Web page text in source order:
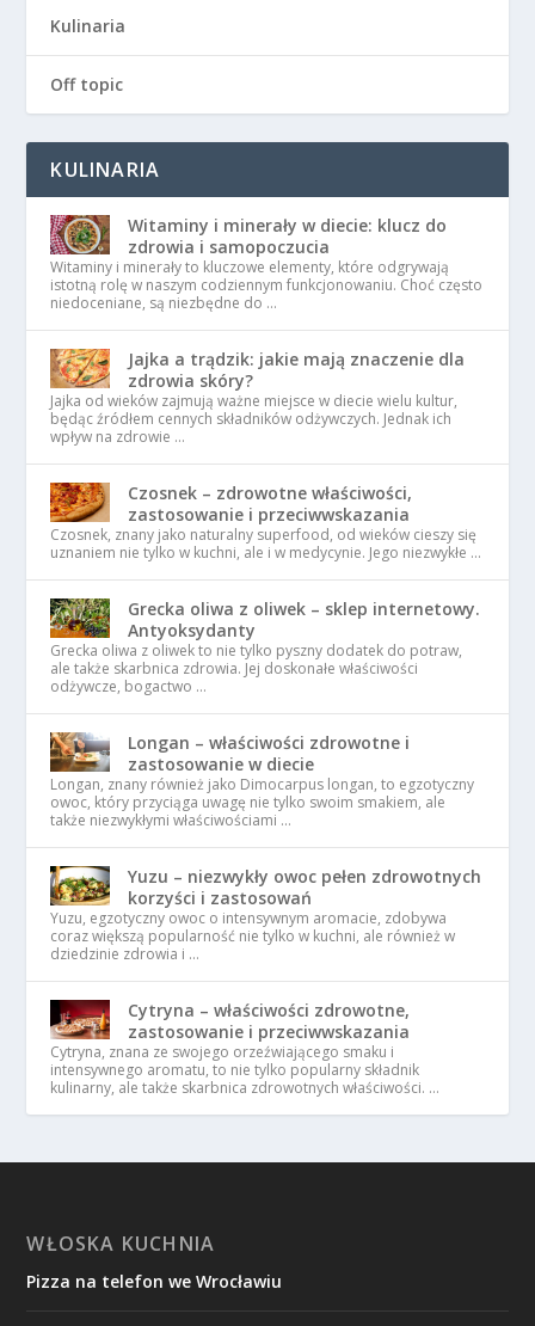
Kulinaria
Off topic
KULINARIA
Witaminy i minerały w diecie: klucz do
zdrowia i samopoczucia
Witaminy i minerały to kluczowe elementy, które odgrywają
istotną rolę w naszym codziennym funkcjonowaniu. Choć często
niedoceniane, są niezbędne do …
Jajka a trądzik: jakie mają znaczenie dla
zdrowia skóry?
Jajka od wieków zajmują ważne miejsce w diecie wielu kultur,
będąc źródłem cennych składników odżywczych. Jednak ich
wpływ na zdrowie …
Czosnek – zdrowotne właściwości,
zastosowanie i przeciwwskazania
Czosnek, znany jako naturalny superfood, od wieków cieszy się
uznaniem nie tylko w kuchni, ale i w medycynie. Jego niezwykłe …
Grecka oliwa z oliwek – sklep internetowy.
Antyoksydanty
Grecka oliwa z oliwek to nie tylko pyszny dodatek do potraw,
ale także skarbnica zdrowia. Jej doskonałe właściwości
odżywcze, bogactwo …
Longan – właściwości zdrowotne i
zastosowanie w diecie
Longan, znany również jako Dimocarpus longan, to egzotyczny
owoc, który przyciąga uwagę nie tylko swoim smakiem, ale
także niezwykłymi właściwościami …
Yuzu – niezwykły owoc pełen zdrowotnych
korzyści i zastosowań
Yuzu, egzotyczny owoc o intensywnym aromacie, zdobywa
coraz większą popularność nie tylko w kuchni, ale również w
dziedzinie zdrowia i …
Cytryna – właściwości zdrowotne,
zastosowanie i przeciwwskazania
Cytryna, znana ze swojego orzeźwiającego smaku i
intensywnego aromatu, to nie tylko popularny składnik
kulinarny, ale także skarbnica zdrowotnych właściwości. …
WŁOSKA KUCHNIA
Pizza na telefon we Wrocławiu